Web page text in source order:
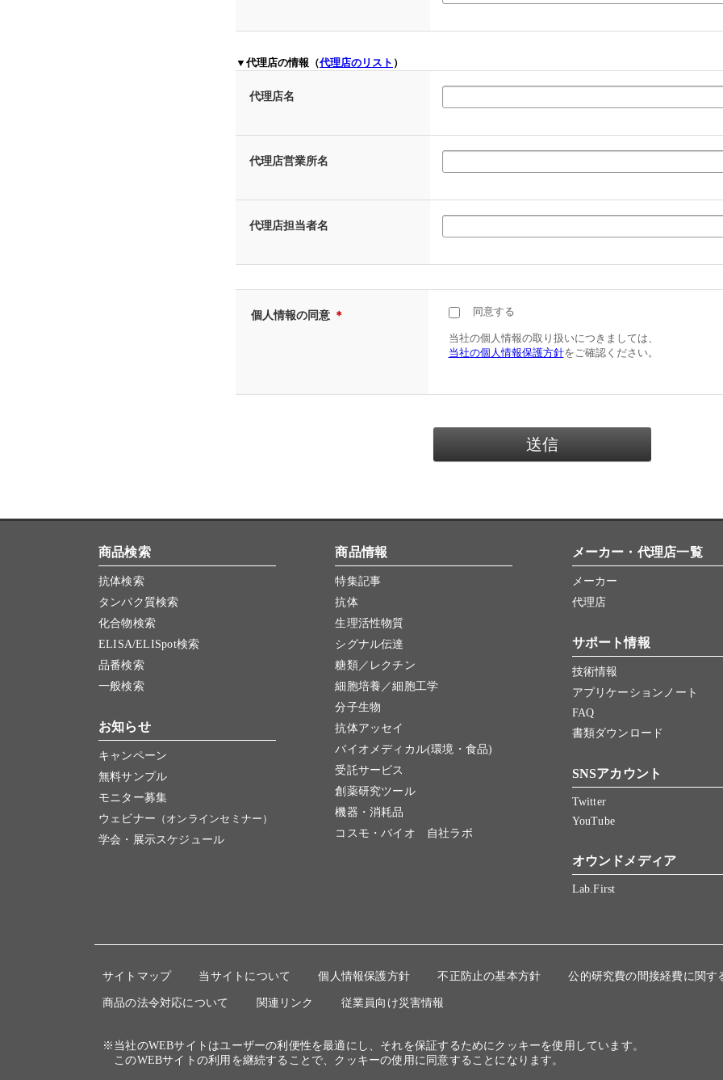
▼代理店の情報（代理店のリスト ）
代理店名
代理店営業所名
代理店担当者名
個人情報の同意 ＊ 同意する
当社の個人情報の取り扱いにつきましては、
当社の個人情報保護方針をご確認ください。
商品検索
抗体検索
タンパク質検索
化合物検索
ELISA/ELISpot検索
品番検索
一般検索
お知らせ
キャンペーン
無料サンプル
モニター募集
ウェビナー （オンラインセミナー）
学会・展示スケジュール
商品情報
特集記事
抗体
生理活性物質
シグナル伝達
糖類／レクチン
細胞培養／細胞工学
分子生物
抗体アッセイ
バイオメディカル(環境・食品)
受託サービス
創薬研究ツール
機器・消耗品
コスモ・バイオ 自社ラボ
メーカー・代理店一覧
メーカー
代理店
サポート情報
技術情報
アプリケーションノート
FAQ
書類ダウンロード
SNSアカウント
Twitter
YouTube
オウンドメディア
Lab.First
サイトマップ 当サイトについて 個人情報保護方針 不正防止の基本方針 公的研究費の間接経費に関す
商品の法令対応について 関連リンク 従業員向け災害情報
※当社のWEBサイトはユーザーの利便性を最適にし、それを保証するためにクッキーを使用しています。
このWEBサイトの利用を継続することで、クッキーの使用に同意することになります。